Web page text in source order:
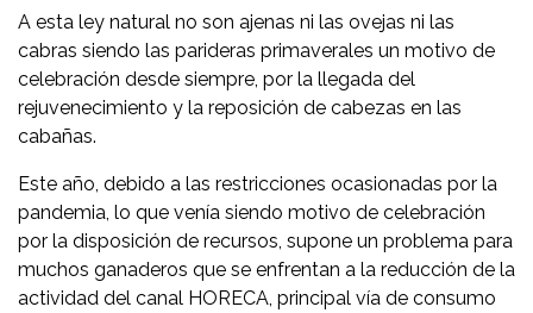
A esta ley natural no son ajenas ni las ovejas ni las
cabras siendo las parideras primaverales un motivo de
celebración desde siempre, por la llegada del
rejuvenecimiento y la reposición de cabezas en las
cabañas.
Este año, debido a las restricciones ocasionadas por la
pandemia, lo que venía siendo motivo de celebración
por la disposición de recursos, supone un problema para
muchos ganaderos que se enfrentan a la reducción de la
actividad del canal HORECA, principal vía de consumo